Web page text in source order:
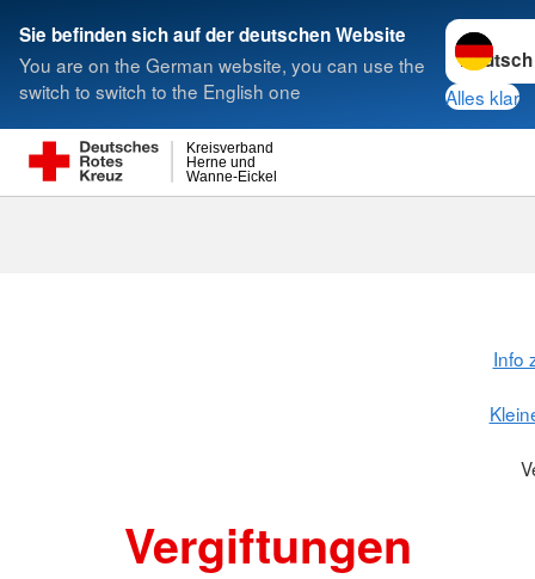
Sie befinden sich auf der deutschen Website
You are on the German website, you can use the
switch to switch to the English one
Sprache
Alles klar
Wanne-Eickel
Herne und
Kreisverband
Suche
Info
Vergiftungen